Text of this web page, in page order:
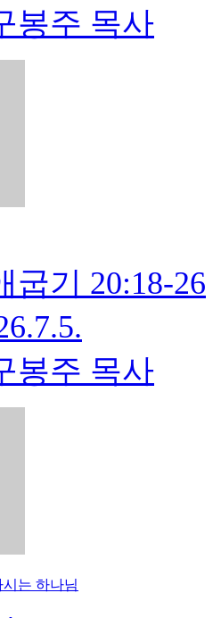
봉주 목사
굽기 20:18-26
봉주 목사
는 하나님